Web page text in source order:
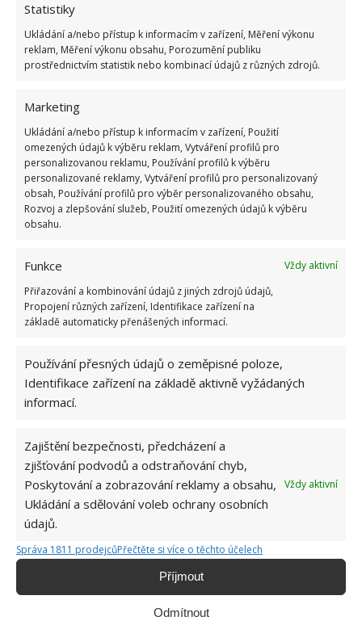
Statistiky
Ukládání a/nebo přístup k informacím v zařízení, Měření výkonu
reklam, Měření výkonu obsahu, Porozumění publiku
prostřednictvím statistik nebo kombinací údajů z různých zdrojů.
Marketing
Ukládání a/nebo přístup k informacím v zařízení, Použití
omezených údajů k výběru reklam, Vytváření profilů pro
personalizovanou reklamu, Používání profilů k výběru
personalizované reklamy, Vytváření profilů pro personalizovaný
obsah, Používání profilů pro výběr personalizovaného obsahu,
Rozvoj a zlepšování služeb, Použití omezených údajů k výběru
obsahu.
Funkce
Vždy aktivní
Přiřazování a kombinování údajů z jiných zdrojů údajů,
Propojení různých zařízení, Identifikace zařízení na
základě automaticky přenášených informací.
Používání přesných údajů o zeměpisné poloze,
Identifikace zařízení na základě aktivně vyžádaných
informací.
Zajištění bezpečnosti, předcházení a
zjišťování podvodů a odstraňování chyb,
Poskytování a zobrazování reklamy a obsahu,
Ukládání a sdělování voleb ochrany osobních
údajů.
Vždy aktivní
Správa 1811 prodejcůPřečtěte si více o těchto účelech
Příjmout
Odmítnout
ČIŠTĚNÍ ODTOKU JEDLÁ SODA UCPANÝ DŘEZ
UCPANÝ ODPAD
Přidejte svůj názor
KOMENTOVAT
Do redakce Bydlimeutulne.cz se
přidala během svých studií a práce
autorovi]
SOUVISEJÍCÍ ČLÁNKY
skvrny platí i jablečný ocet a jedlá soda